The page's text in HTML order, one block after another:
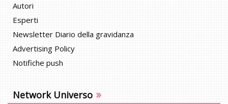
Autori
Esperti
Newsletter Diario della gravidanza
Advertising Policy
Notifiche push
Network Universo »